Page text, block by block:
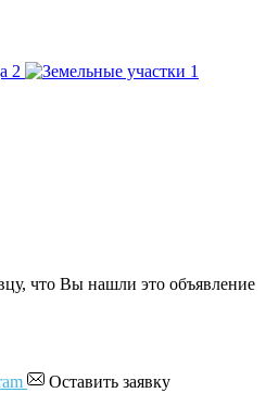
2 1
что Вы нашли это объявление
Оставить заявку